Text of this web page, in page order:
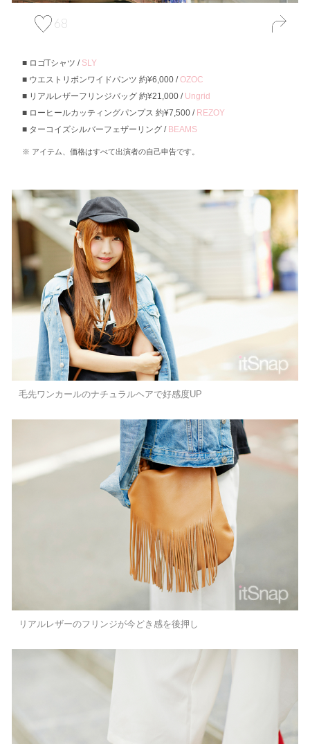
68
ロゴTシャツ / SLY
ウエストリボンワイドパンツ 約¥6,000 /OZOC
リアルレザーフリンジバッグ 約¥21,000 / Ungrid
ローヒールカッティングパンプス 約¥7,500 / REZOY
ターコイズシルバーフェザーリング / BEAMS
アイテム、価格はすべて出演者の自己申告です。
毛先ワンカールのナチュラルヘアで好感度UP
リアルレザーのフリンジが今どき感を後押し